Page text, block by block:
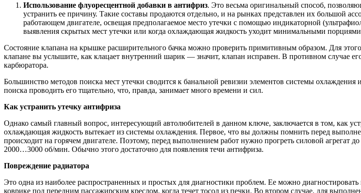
Использование флуоресцентной добавки в антифриз. Это весьма оригинальный способ,
устранить ее причину. Такие составы продаются отдельно, и на рынках представлен их большой
работающем двигателе, освещая предполагаемое место утечки с помощью индикаторной
выявления скрытых мест утечки или когда охлаждающая жидкость уходит минимальными
Состояние клапана на крышке расширительного бачка можно проверить примитивным образом. Для
клапане вы услышите, как клацает внутренний шарик — значит, клапан исправен. В противном случае
карбюратора.
Большинство методов поиска мест утечки сводится к банальной ревизии элементов системы
поиска проводить его тщательно, что, правда, занимает много времени и сил.
Как устранить утечку антифриза
Однако самый главный вопрос, интересующий автолюбителей в данном ключе, заключается в том, как
охлаждающая жидкость вытекает из системы охлаждения. Первое, что вы должны помнить перед
происходит на горячем двигателе. Поэтому, перед выполнением работ нужно прогреть силовой агрегат
2000…3000 об/мин. Обычно этого достаточно для появления течи антифриза.
Повреждение радиатора
Это одна из наиболее распространенных и простых для диагностики проблем. Ее можно
коврике под передним пассажирским креслом, когда течет тосол из печки. Во втором случае, для